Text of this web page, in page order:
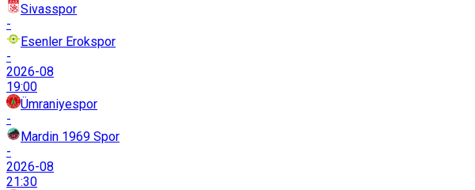
Sivasspor
-
Esenler Erokspor
-
2026-08
19:00
Ümraniyespor
-
Mardin 1969 Spor
-
2026-08
21:30